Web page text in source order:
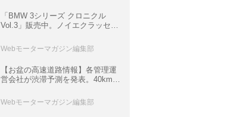
「BMW 3シリーズ クロニクル
Vol.3」販売中。ノイエクラッセか
ムック
Webモーターマガジン編集部
【お盆の高速道路情報】各管理運
営会社が渋滞予測を発表。40km以
数ある
Webモーターマガジン編集部